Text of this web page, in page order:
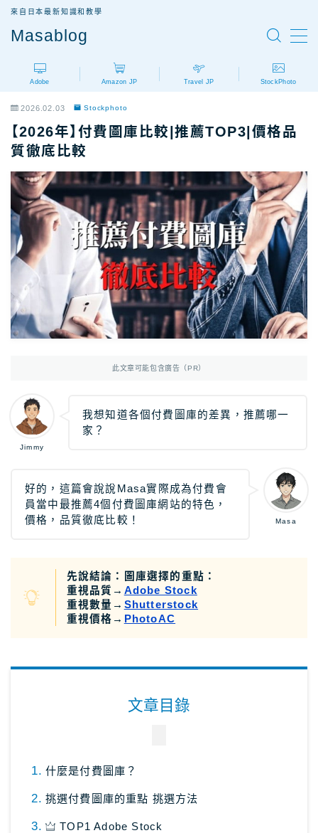
Masablog
來自日本最新知識和教學
AdobeCC｜學生優惠
AdobeCC｜續約優惠？
AdobeCC｜企業版
Photoshop價格
Illustrator價格
Premiere價格
Acrobat Pro價格
Photoshop Photoshop教學
日亞｜最新優惠券
日亞｜必買2025
日亞｜Amazon Music
日本樂天｜最新優惠
TravelJP 日本旅遊超值資訊
日本租車｜8大租車網站比較
日本租車｜Tabirai租車
Stockphoto 付費圖庫，免費圖庫介紹
4大付費素材網站比較
Adobe Stock素材網站
Adobe Amazon JP Travel JP StockPhoto
2026.02.03 Stockphoto
【2026年】付費圖庫比較|推薦TOP3|價格品
質徹底比較
此文章可能包含廣告（PR）
Jimmy
我想知道各個付費圖庫的差異，推薦哪一
家？
Masa
好的，這篇會說說Masa實際成為付費會
員當中最推薦4個付費圖庫網站的特色，
價格，品質徹底比較！
先說結論：圖庫選擇的重點：
重視品質→ Adobe Stock
重視數量→ Shutterstock
重視價格→ PhotoAC
文章目錄
什麼是付費圖庫？
挑選付費圖庫的重點 挑選方法
TOP1 Adobe Stock